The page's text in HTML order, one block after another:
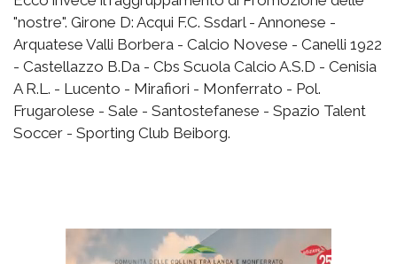
"nostre". Girone D: Acqui F.C. Ssdarl - Annonese -
Arquatese Valli Borbera - Calcio Novese - Canelli 1922
- Castellazzo B.Da - Cbs Scuola Calcio A.S.D - Cenisia
A R.L. - Lucento - Mirafiori - Monferrato - Pol.
Frugarolese - Sale - Santostefanese - Spazio Talent
Soccer - Sporting Club Beiborg.